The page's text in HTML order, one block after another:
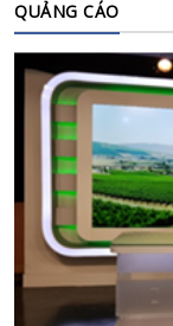
QUẢNG CÁO